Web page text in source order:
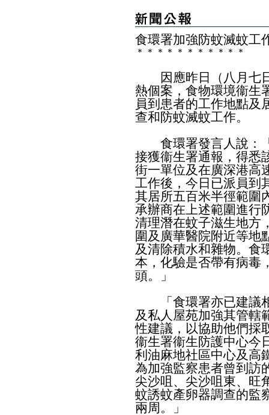
食環署加強防蚊滅蚊工
＊ ＊ ＊ ＊ ＊ ＊ ＊ ＊ ＊ ＊ ＊
因應昨日（八月七日
熱個案，食物環境衞生
員到患者的工作地點及
查和防蚊滅蚊工作。
食環署發言人說：「
接獲衞生署通報，得悉
街一單位及在廣深港高
工作後，今日已派員到
其居所五百米半徑範圍
承辦商在上述範圍進行
清理潛在蚊子滋生地方
圍及廣華醫院附近等地
及清除積水和雜物。食
本，化驗是否帶有病毒
頭。」
「食環署亦已建議相
及私人屋苑加強其管轄
性建議，以協助他們採
衞生署衞生防護中心今
利油麻地社區中心及高
為加強監察患者曾到訪
尖沙咀、尖沙咀東、旺
蚊誘蚊產卵器調查的監
兩周。」